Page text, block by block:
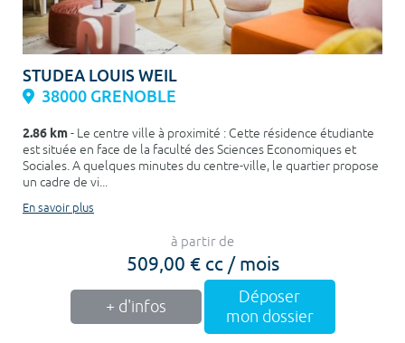
STUDEA LOUIS WEIL
38000 GRENOBLE
2.86 km- Le centre ville à proximité : Cette résidence étudiante
est située en face de la faculté des Sciences Economiques et
Sociales. A quelques minutes du centre-ville, le quartier propose
un cadre de vi...
En savoir plus
à partir de
509,00 € cc / mois
+ d'infos
Déposer
mon dossier